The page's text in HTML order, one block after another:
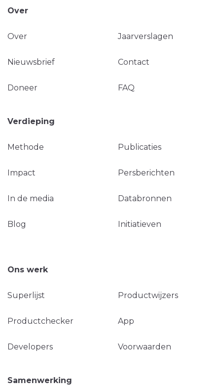
Over
Over Jaarverslagen
Nieuwsbrief Contact
Doneer FAQ
Verdieping
Methode Publicaties
Impact Persberichten
In de media Databronnen
Blog Initiatieven
Ons werk
Superlijst Productwijzers
Productchecker App
Developers Voorwaarden
Samenwerking